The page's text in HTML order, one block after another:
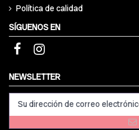
Política de calidad
SÍGUENOS EN
NEWSLETTER